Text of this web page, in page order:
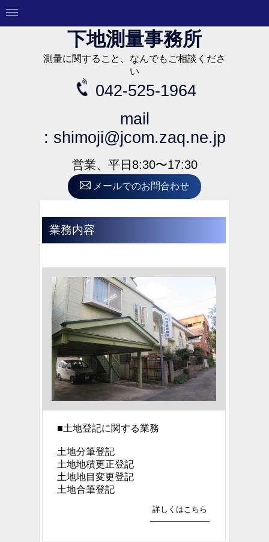
下地測量事務所
測量に関すること、なんでもご相談くださ
い
042-525-1964
mail
: shimoji@jcom.zaq.ne.jp
営業、平日8:30〜17:30
メールでのお問合わせ
業務内容
■土地登記に関する業務
土地分筆登記
土地地積更正登記
土地地目変更登記
土地合筆登記
詳しくはこちら